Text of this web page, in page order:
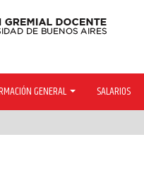
GENERAL SALARIOS